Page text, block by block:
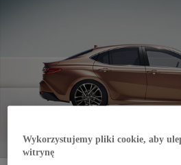
Wykorzystujemy pliki cookie, aby
witrynę